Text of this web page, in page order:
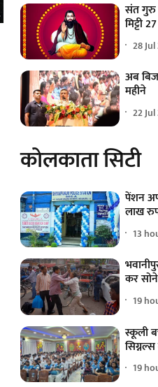
संत गुरु
मिट्टी
28
अब
महीने
22
कोलकाता सिटी
पेंशन
लाख
13
कर
19
स्कूली
19